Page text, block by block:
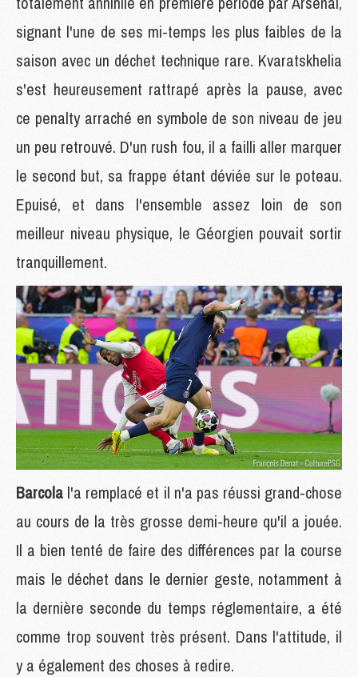
signant l'une de ses mi-temps les plus faibles de la
saison avec un déchet technique rare. Kvaratskhelia
s'est heureusement rattrapé après la pause, avec
ce penalty arraché en symbole de son niveau de jeu
un peu retrouvé. D'un rush fou, il a failli aller marquer
le second but, sa frappe étant déviée sur le poteau.
Epuisé, et dans l'ensemble assez loin de son
meilleur niveau physique, le Géorgien pouvait sortir
tranquillement.
Barcola l'a remplacé et il n'a pas réussi grand-chose
au cours de la très grosse demi-heure qu'il a jouée.
Il a bien tenté de faire des différences par la course
mais le déchet dans le dernier geste, notamment à
la dernière seconde du temps réglementaire, a été
comme trop souvent très présent. Dans l'attitude, il
y a également des choses à redire.